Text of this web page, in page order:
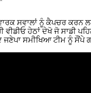
ਸਵਾਲਾਂ ਨੂੰ ਕੈਪਚਰ ਕਰਨ
ਹੇਠਾਂ ਦੇਖੋ ਜੋ ਸਾਡੀ
ਜਣੇਪਾ ਸਮੀਖਿਆ ਟੀਮ ਨੂੰ ਸੌਂਪੇ